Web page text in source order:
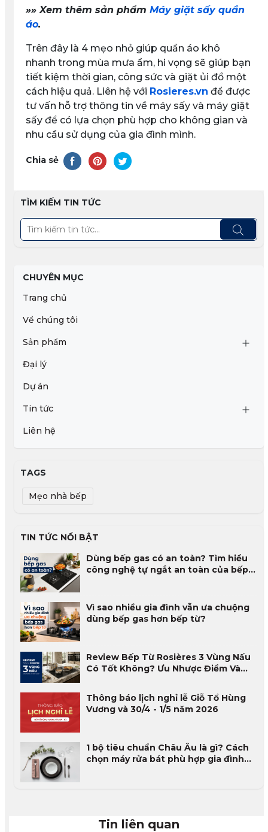
»»Xem thêm sản phẩm Máy giặt sấy quần
áo.
Trên đây là 4 mẹo nhỏ giúp quần áo khô
nhanh trong mùa mưa ẩm, hi vọng sẽ giúp bạn
tiết kiệm thời gian, công sức và giặt ủi đồ một
cách hiệu quả. Liên hệ với Rosieres.vn để được
tư vấn hỗ trợ thông tin về máy sấy và máy giặt
sấy để có lựa chọn phù hợp cho không gian và
nhu cầu sử dụng của gia đình mình.
Chia sẻ
TÌM KIẾM TIN TỨC
CHUYÊN MỤC
Trang chủ
Về chúng tôi
Sản phẩm
Đại lý
Dự án
Tin tức
Liên hệ
TAGS
Mẹo nhà bếp
TIN TỨC NỔI BẬT
Dùng bếp gas có an toàn? Tìm hiểu
công nghệ tự ngắt an toàn của bếp
Vì sao nhiều gia đình vẫn ưa chuộng
dùng bếp gas hơn bếp từ?
Review Bếp Từ Rosières 3 Vùng Nấu
Có Tốt Không? Ưu Nhược Điểm Và
Thông báo lịch nghỉ lễ Giỗ Tổ Hùng
Vương và 30/4 - 1/5 năm 2026
1 bộ tiêu chuẩn Châu Âu là gì? Cách
chọn máy rửa bát phù hợp gia đình
Tin liên quan